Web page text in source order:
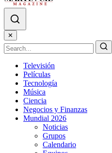
✕
Televisión
Películas
Tecnología
Música
Ciencia
Negocios y Finanzas
Mundial 2026
Noticias
Grupos
Calendario